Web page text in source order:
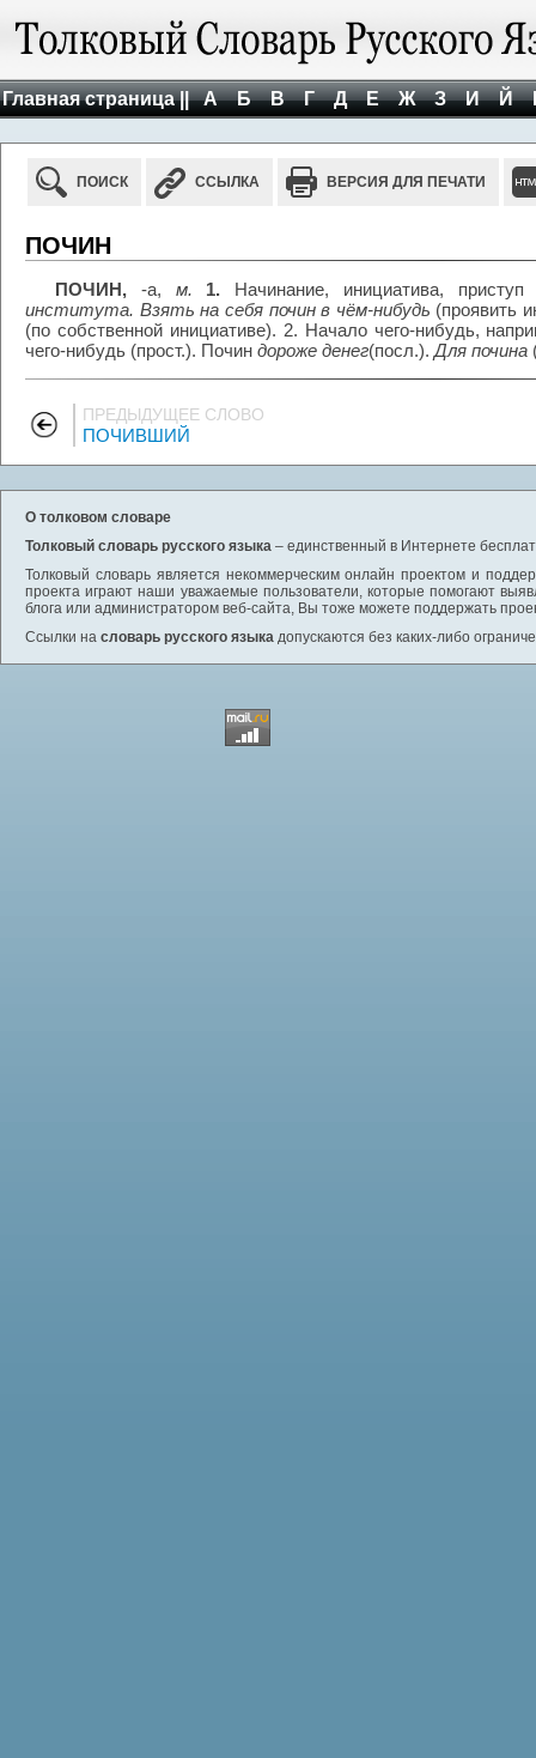
Главная страница || А Б В Г Д Е Ж З И Й
ПОИСК ССЫЛКА ВЕРСИЯ ДЛЯ ПЕЧАТИ
ПОЧИН
ПОЧИН, -а, м. 1. Начинание, инициатива,
института. Взять на себя почин в чём-нибудь (проявить
(по собственной инициативе). 2. Начало чего-нибудь,
чего-нибудь (прост.). Почин дороже денег(посл.). Для почина
ПРЕДЫДУЩЕЕ СЛОВО
ПОЧИВШИЙ
О толковом словаре
Толковый словарь русского языка – единственный в Интернете
Толковый словарь является некоммерческим онлайн проектом и
проекта играют наши уважаемые пользователи, которые помогают
блога или администратором веб-сайта, Вы тоже можете поддержать
Ссылки на словарь русского языка допускаются без каких-либо